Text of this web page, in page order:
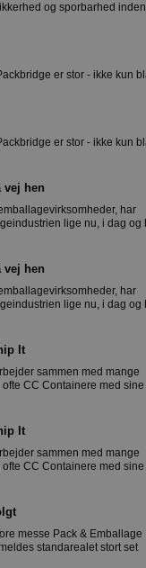
og sporbarhed
er stor - ikke kun
er stor - ikke kun
vej hen
har
lige nu, i dag og
vej hen
har
lige nu, i dag og
It
sammen med mange
CC Containere med sine
It
sammen med mange
CC Containere med sine
messe Pack & Emballage
standarealet stort set